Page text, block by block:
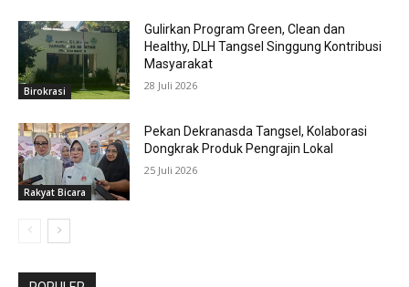
Birokrasi
Gulirkan Program Green, Clean dan
Healthy, DLH Tangsel Singgung Kontribusi
Masyarakat
28 Juli 2026
Rakyat Bicara
Pekan Dekranasda Tangsel, Kolaborasi
Dongkrak Produk Pengrajin Lokal
25 Juli 2026